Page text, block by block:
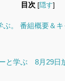
目次 [隠す]
ぶ。 番組概要＆キ
と学ぶ 8月29日